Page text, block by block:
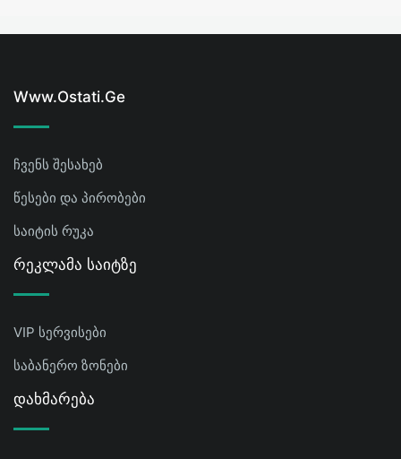
Www.ostati.ge
ჩვენს შესახებ
წესები და პირობები
საიტის რუკა
Რეკლამა Საიტზე
VIP სერვისები
საბანერო ზონები
Დახმარება